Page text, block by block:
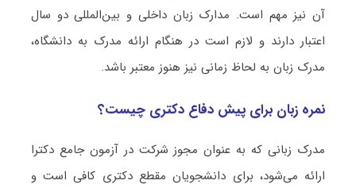
آن نیز مهم است. مدارک زبان داخلی و بین‌المللی دو سال
اعتبار دارند و لازم است در هنگام ارائه مدرک به دانشگاه،
مدرک زبان به لحاظ زمانی نیز هنوز معتبر باشد.
نمره زبان برای پیش دفاع دکتری چیست؟
مدرک زبانی که به عنوان مجوز شرکت در آزمون جامع دکترا
ارائه می‌شود، برای دانشجویان مقطع دکتری کافی است و